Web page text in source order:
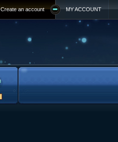
MY ACCOUNT
Create an account